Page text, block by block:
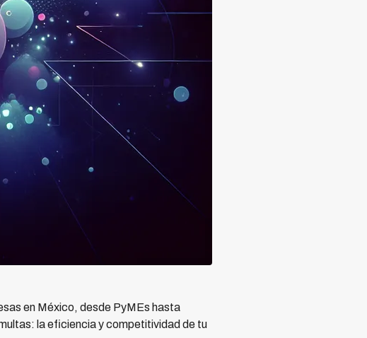
en México, desde PyMEs hasta
la eficiencia y competitividad de tu